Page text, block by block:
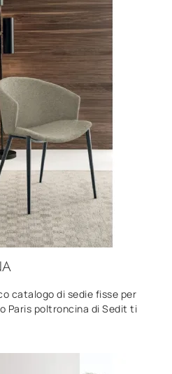
catalogo di sedie fisse per
Paris poltroncina di Sedit ti